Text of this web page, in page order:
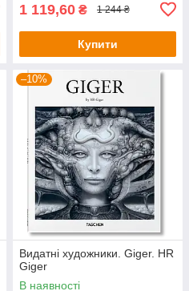
1 119,60 ₴ 1 244 ₴
Купити
–10%
Видатні художники. Giger. HR
Giger
В наявності